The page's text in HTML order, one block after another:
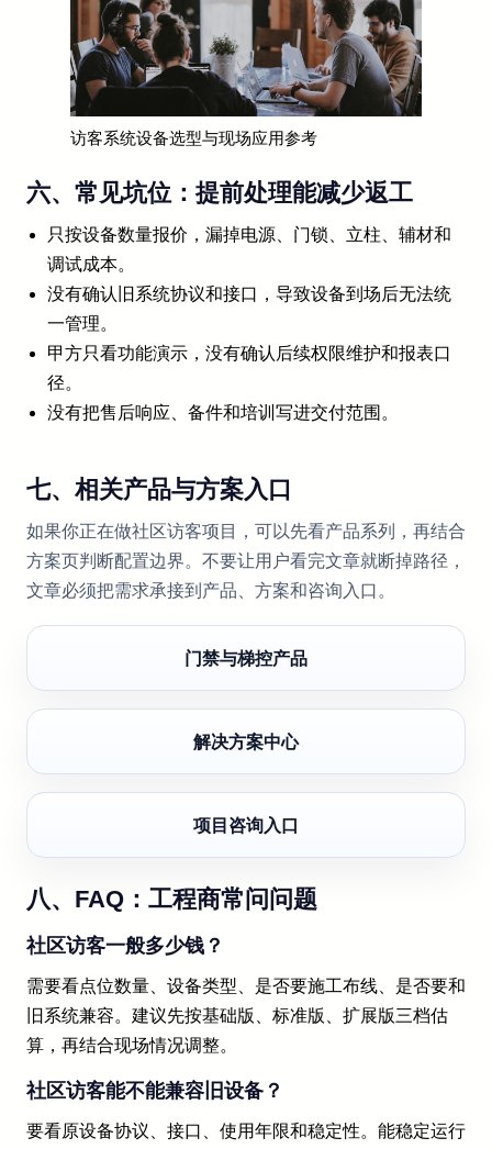
访客系统设备选型与现场应用参考
六、常见坑位：提前处理能减少返工
只按设备数量报价，漏掉电源、门锁、立柱、辅材和
调试成本。
没有确认旧系统协议和接口，导致设备到场后无法统
一管理。
甲方只看功能演示，没有确认后续权限维护和报表口
径。
没有把售后响应、备件和培训写进交付范围。
七、相关产品与方案入口
如果你正在做社区访客项目，可以先看产品系列，再结合
方案页判断配置边界。不要让用户看完文章就断掉路径，
文章必须把需求承接到产品、方案和咨询入口。
门禁与梯控产品
解决方案中心
项目咨询入口
八、FAQ：工程商常问问题
社区访客一般多少钱？
需要看点位数量、设备类型、是否要施工布线、是否要和
旧系统兼容。建议先按基础版、标准版、扩展版三档估
算，再结合现场情况调整。
社区访客能不能兼容旧设备？
要看原设备协议、接口、使用年限和稳定性。能稳定运行